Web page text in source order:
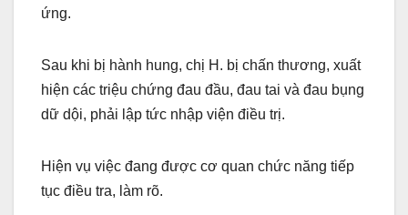
ứng.
Sau khi bị hành hung, chị H. bị chấn thương, xuất
hiện các triệu chứng đau đầu, đau tai và đau bụng
dữ dội, phải lập tức nhập viện điều trị.
Hiện vụ việc đang được cơ quan chức năng tiếp
tục điều tra, làm rõ.